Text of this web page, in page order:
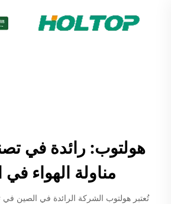
هولتوب: رائدة في
مناولة الهواء
تُعتبر هولتوب الشركة الرائدة في الصين في